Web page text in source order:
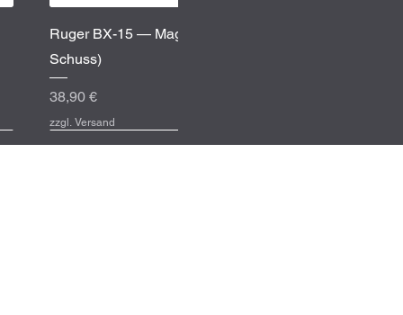
Schnellansicht
Ruger BX-15 — Magazin (.22 LR, 15
Schuss)
Preis
38,90 €
zzgl. Versand